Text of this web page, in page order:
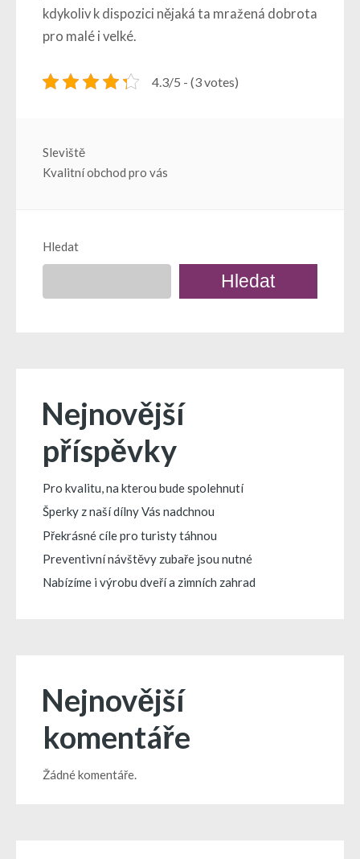
kdykoliv k dispozici nějaká ta mražená dobrota
pro malé i velké.
4.3/5 - (3 votes)
Navigace
příspěvek
Sleviště
Kvalitní obchod pro vás
Hledat
Hledat
Nejnovější
příspěvky
Pro kvalitu, na kterou bude spolehnutí
Šperky z naší dílny Vás nadchnou
Překrásné cíle pro turisty táhnou
Preventivní návštěvy zubaře jsou nutné
Nabízíme i výrobu dveří a zimních zahrad
Nejnovější
komentáře
Žádné komentáře.